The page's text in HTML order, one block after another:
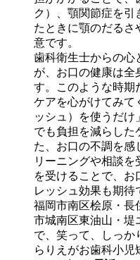
ク）、顎関節症を引
たときに顎のだるさ
意です。
歯科衛生士からの心
が、お口の健康は全
す。このような時期
ケアを心がけてみて
ッシュ）を使うだけ
でも負担を減らした
た、お口の不調を感
リーニングや相談
を受けることで、お
レッシュ効果も期待
福岡市南区桧原・長
市城南区東油山・堤
で、笑って、しっか
らりえがお歯科小児